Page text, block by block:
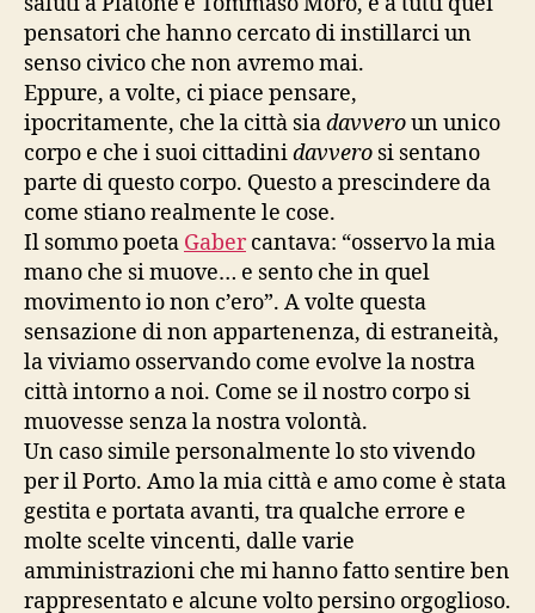
pensatori che hanno cercato di instillarci un
senso civico che non avremo mai.
Eppure, a volte, ci piace pensare,
ipocritamente, che la città siadavveroun unico
corpo e che i suoi cittadinidavvero si sentano
parte di questo corpo. Questo a prescindere da
come stiano realmente le cose.
Il sommo poeta Gabercantava: “osservo la mia
mano che si muove… e sento che in quel
movimento io non c’ero”. A volte questa
sensazione di non appartenenza, di estraneità,
la viviamo osservando come evolve la nostra
città intorno a noi. Come se il nostro corpo si
muovesse senza la nostra volontà.
Un caso simile personalmente lo sto vivendo
per il Porto. Amo la mia città e amo come è stata
gestita e portata avanti, tra qualche errore e
molte scelte vincenti, dalle varie
amministrazioni che mi hanno fatto sentire ben
rappresentato e alcune volto persino orgoglioso.